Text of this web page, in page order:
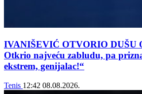
IVANIŠEVIĆ OTVORIO DUŠU
Otkrio najveću zabludu, pa
ekstrem, genijalac!“
Tenis 12:42 08.08.2026.